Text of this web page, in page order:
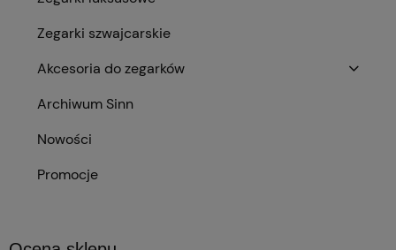
Zegarki szwajcarskie
Akcesoria do zegarków
Archiwum Sinn
Nowości
Promocje